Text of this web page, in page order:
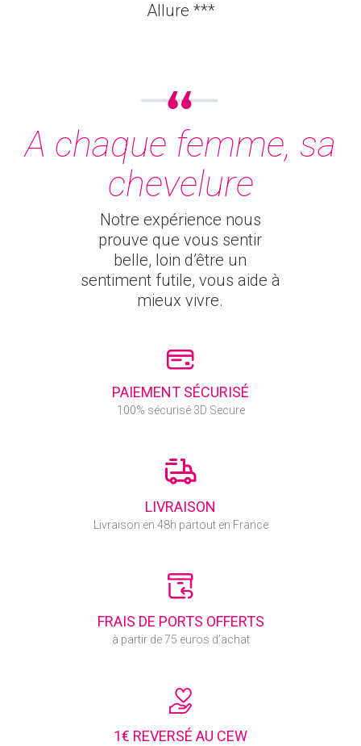
Allure ***
A chaque femme, sa
chevelure
Notre expérience nous
prouve que vous sentir
belle, loin d’être un
sentiment futile, vous aide à
mieux vivre.
PAIEMENT SÉCURISÉ
100% sécurisé 3D Secure
LIVRAISON
Livraison en 48h partout en France
FRAIS DE PORTS OFFERTS
à partir de 75 euros d’achat
1€ REVERSÉ AU CEW